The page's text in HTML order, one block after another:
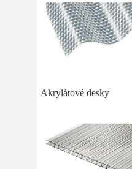
Akrylátové desky